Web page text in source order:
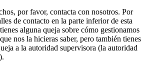
por favor, contacta con nosotros. Por
de contacto en la parte inferior de esta
alguna queja sobre cómo gestionamos
nos la hicieras saber, pero también tienes
a la autoridad supervisora (la autoridad